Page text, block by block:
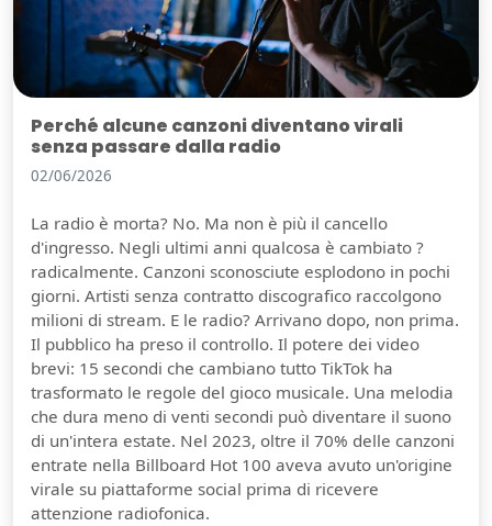
Perché alcune canzoni diventano virali
senza passare dalla radio
02/06/2026
La radio è morta? No. Ma non è più il cancello
d'ingresso. Negli ultimi anni qualcosa è cambiato ?
radicalmente. Canzoni sconosciute esplodono in pochi
giorni. Artisti senza contratto discografico raccolgono
milioni di stream. E le radio? Arrivano dopo, non prima.
Il pubblico ha preso il controllo. Il potere dei video
brevi: 15 secondi che cambiano tutto TikTok ha
trasformato le regole del gioco musicale. Una melodia
che dura meno di venti secondi può diventare il suono
di un'intera estate. Nel 2023, oltre il 70% delle canzoni
entrate nella Billboard Hot 100 aveva avuto un'origine
virale su piattaforme social prima di ricevere
attenzione radiofonica.